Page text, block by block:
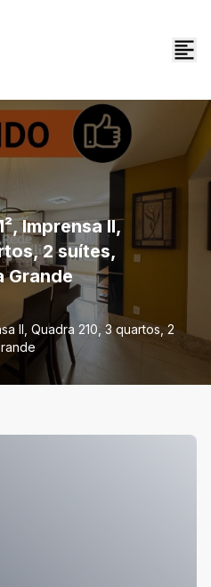
Imprensa II,
2 suítes,
Grande
II, Quadra 210, 3 quartos, 2